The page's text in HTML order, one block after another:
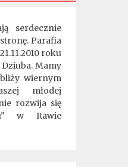
serdecznie
Parafia
roku
Dziuba. Mamy
wiernym
młodej
rozwija się
w Rawie